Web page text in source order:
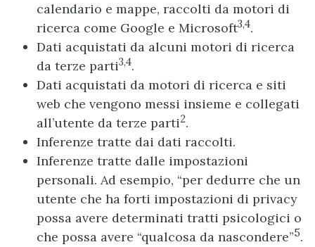
calendario e mappe, raccolti da motori di
ricerca come Google e Microsoft3,4.
Dati acquistati da alcuni motori di ricerca
da terze parti3,4.
Dati acquistati da motori di ricerca e siti
web che vengono messi insieme e collegati
all’utente da terze parti2.
Inferenze tratte dai dati raccolti.
Inferenze tratte dalle impostazioni
personali. Ad esempio, “per dedurre che un
utente che ha forti impostazioni di privacy
possa avere determinati tratti psicologici o
che possa avere “qualcosa da nascondere”5.